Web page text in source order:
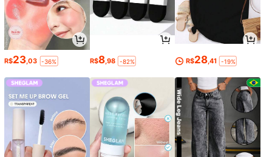
R$23 ,03 -36% R$8,98 -82% R$28,41 -19%